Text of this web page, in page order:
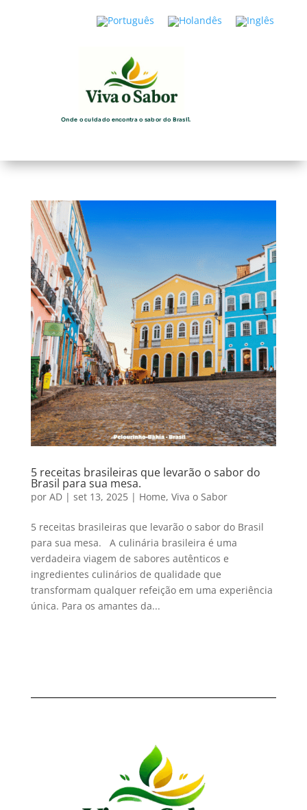
Onde o cuidado encontra o sabor do Brasil.
5 receitas brasileiras que levarão o sabor do
Brasil para sua mesa.
por AD| set 13, 2025| Home, Viva o Sabor
5 receitas brasileiras que levarão o sabor do Brasil
para sua mesa. A culinária brasileira é uma
verdadeira viagem de sabores autênticos e
ingredientes culinários de qualidade que
transformam qualquer refeição em uma experiência
única. Para os amantes da...